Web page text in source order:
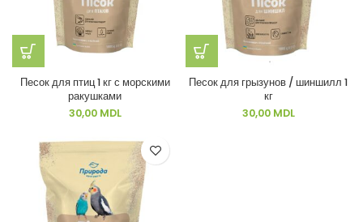
Песок для птиц 1 кг с морскими
ракушками
30,00 MDL
Песок для грызунов / шиншилл 1
кг
30,00 MDL